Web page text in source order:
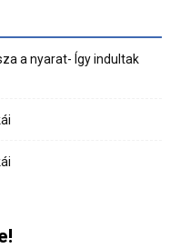
a nyarat- Így indultak